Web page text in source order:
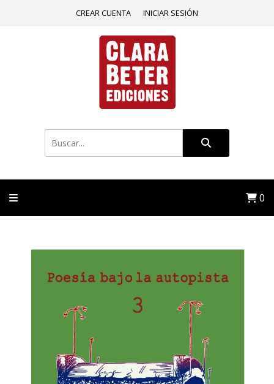
CREAR CUENTA INICIAR SESIÓN
0